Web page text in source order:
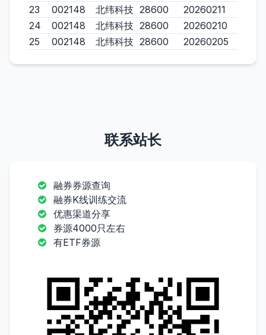
23
002148 北纬科技 28600
20260211
24
002148 北纬科技 28600
20260210
25
002148 北纬科技 28600 20260205
联系站长
融券券源查询
融券K线训练交流
优惠渠道分享
券源4000只左右
有ETF券源